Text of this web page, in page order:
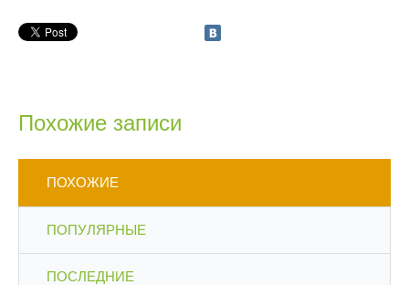
Похожие записи
ПОХОЖИЕ
ПОПУЛЯРНЫЕ
ПОСЛЕДНИЕ